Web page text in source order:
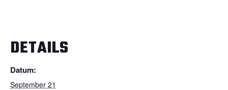
DETAILS
Datum:
September 21